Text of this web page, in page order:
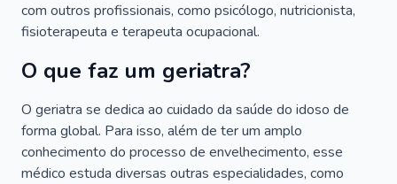
com outros profissionais, como psicólogo, nutricionista,
fisioterapeuta e terapeuta ocupacional.
O que faz um geriatra?
O geriatra se dedica ao cuidado da saúde do idoso de
forma global. Para isso, além de ter um amplo
conhecimento do processo de envelhecimento, esse
médico estuda diversas outras especialidades, como